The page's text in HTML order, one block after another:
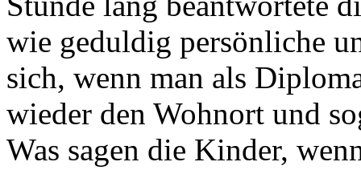
wie geduldig persönliche
sich, wenn man als
wieder den Wohnort und
Was sagen die Kinder,